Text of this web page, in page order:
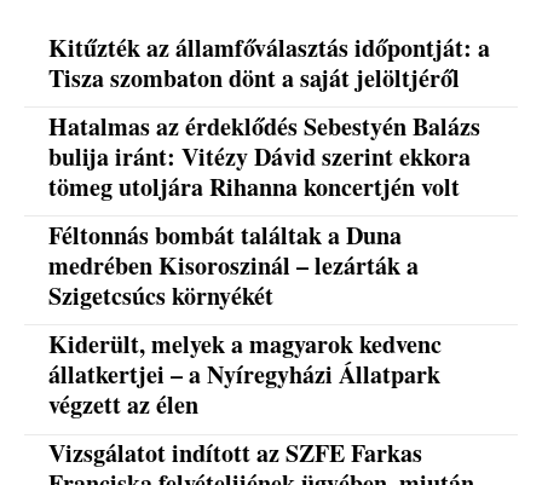
Kitűzték az államfőválasztás időpontját: a
Tisza szombaton dönt a saját jelöltjéről
Hatalmas az érdeklődés Sebestyén Balázs
bulija iránt: Vitézy Dávid szerint ekkora
tömeg utoljára Rihanna koncertjén volt
Féltonnás bombát találtak a Duna
medrében Kisoroszinál – lezárták a
Szigetcsúcs környékét
Kiderült, melyek a magyarok kedvenc
állatkertjei – a Nyíregyházi Állatpark
végzett az élen
Vizsgálatot indított az SZFE Farkas